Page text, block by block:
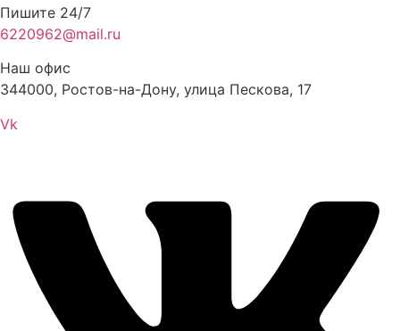
Пишите 24/7
6220962@mail.ru
Наш офис
344000, Ростов-на-Дону, улица Пескова, 17
Vk